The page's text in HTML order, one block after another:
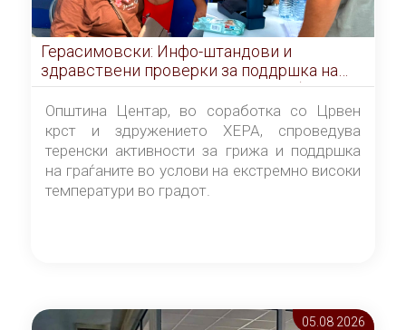
Герасимовски: Инфо-штандови и
здравствени проверки за поддршка на
граѓаните во услови на топлотен бран
Општина Центар, во соработка со Црвен
крст и здружението ХЕРА, спроведува
теренски активности за грижа и поддршка
на граѓаните во услови на екстремно високи
температури во градот.
05.08 2026